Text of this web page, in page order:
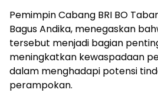
Pemimpin Cabang BRI BO
Bagus Andika, menegaskan
tersebut menjadi bagian
meningkatkan kewaspadaan
dalam menghadapi potensi
perampokan.